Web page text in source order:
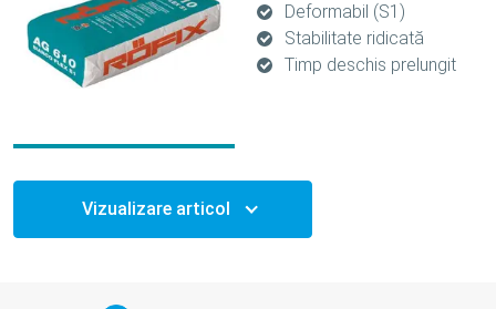
Deformabil (S1)
Stabilitate ridicată
Timp deschis prelungit
Vizualizare articol